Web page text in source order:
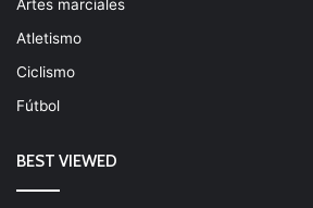
Artes marciales
Atletismo
Ciclismo
Fútbol
BEST VIEWED